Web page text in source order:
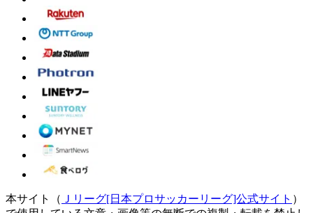
本サイト（ Ｊリーグ[日本プロサッカーリーグ]公式サイト ）